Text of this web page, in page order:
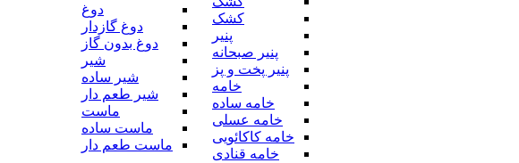
کشک
پنیر
پنیر صبحانه
پنیر پخت و پز
خامه
خامه ساده
خامه عسلی
خامه کاکائویی
خامه قنادی
دوغ
دوغ گازدار
دوغ بدون گاز
شیر
شیر ساده
شیر طعم دار
ماست
ماست ساده
ماست طعم دار